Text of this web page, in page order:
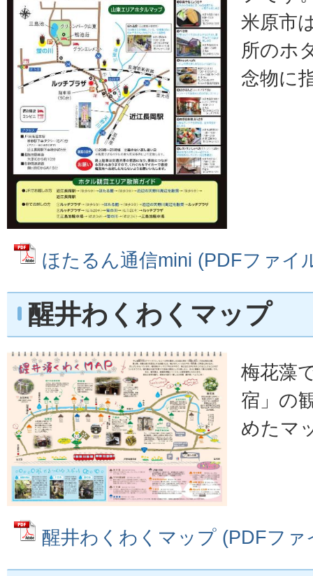
米原市
所のホ
念物に
ほたるん通信mini (PDFファイ
醒井わくわくマップ
梅花藻
宿」の
めたマ
醒井わくわくマップ (PDFファ